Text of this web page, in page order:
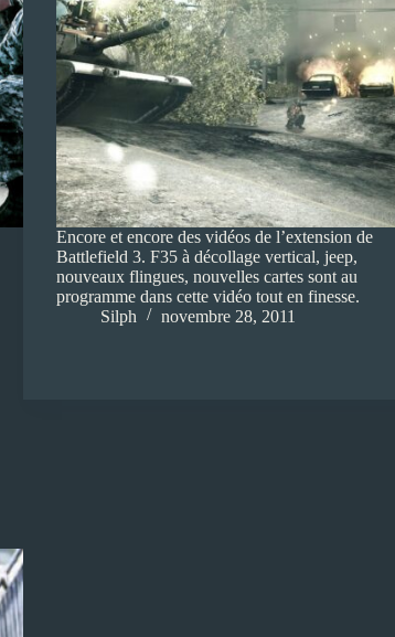
Encore et encore des vidéos de l’extension de
Battlefield 3. F35 à décollage vertical, jeep,
nouveaux flingues, nouvelles cartes sont au
programme dans cette vidéo tout en finesse.
Silph
novembre 28, 2011